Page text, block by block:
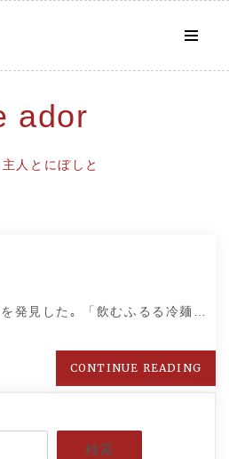
ador
人とにぼしと
発見した｡ 「飲むふるる冷麺…
CONTINUE READING
検索